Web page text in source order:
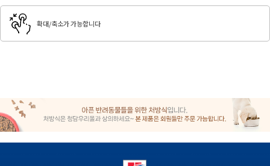
확대/축소가 가능합니다